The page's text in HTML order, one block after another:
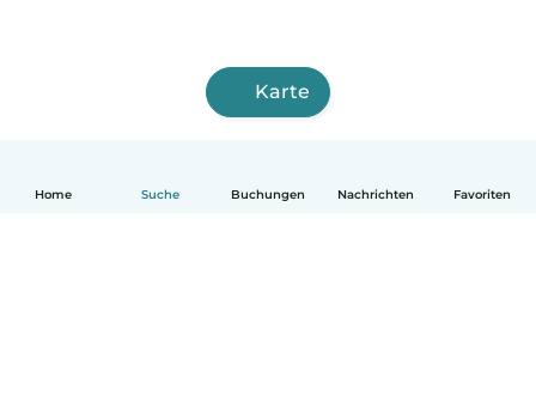
Home Suche Buchungen Nachrichten Favoriten
Karte